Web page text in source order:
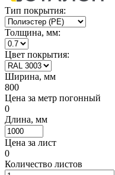
Тип покрытия:
Толщина, мм:
Цвет покрытия:
Ширина, мм
800
Цена за метр погонный
0
Длина, мм
Цена за лист
0
Количество листов